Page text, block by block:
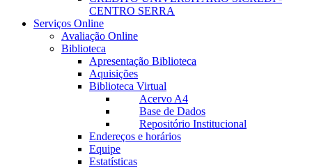
CENTRO SERRA
Serviços Online
Avaliação Online
Biblioteca
Apresentação Biblioteca
Aquisições
Biblioteca Virtual
Acervo A4
Base de Dados
Repositório Institucional
Endereços e horários
Equipe
Estatísticas